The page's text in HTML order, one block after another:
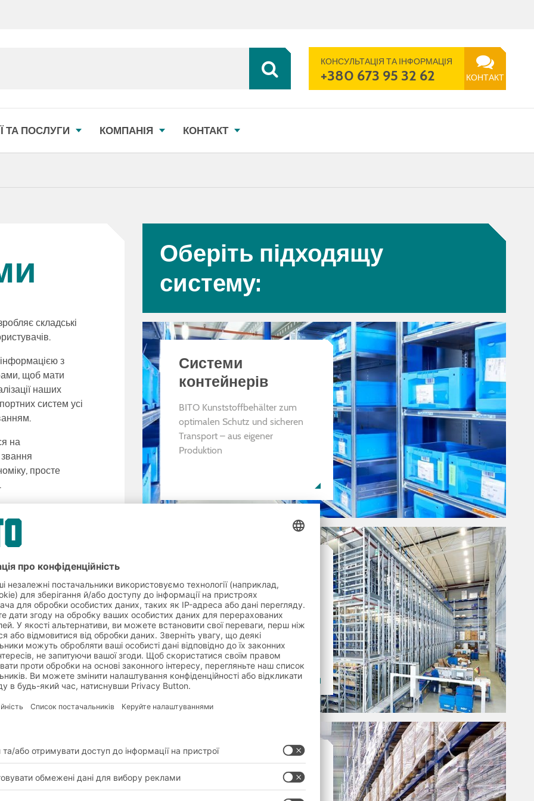
КОНСУЛЬТАЦІЯ ТА ІНФОРМАЦІЯ
+380 673 95 32 62 КОНТАКТ
ТА ПОСЛУГИ КОМПАНІЯ КОНТАКТ
складські
з
щоб мати
наших
систем усі
на
просте
методах
та
Оберіть підходящу
систему:
Системи
контейнерів
BITO Kunststoffbehälter zum
optimalen Schutz und sicheren
Transport – aus eigener
Produktion
для поштучного
зберігання
Складські системи BITO для
товару не на палетах
НАШІ РІШЕННЯ
Системи стелажів
для палет